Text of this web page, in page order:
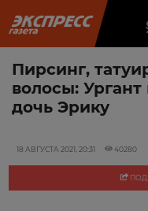
Пирсинг,
волосы:
дочь Эрику
18 АВГУСТА 2021, 20:31 40280